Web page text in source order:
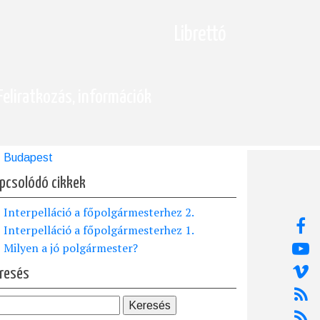
Budapest
cikkek
Interpelláció a főpolgármesterhez 2.
Interpelláció a főpolgármesterhez 1.
Milyen a jó polgármester?